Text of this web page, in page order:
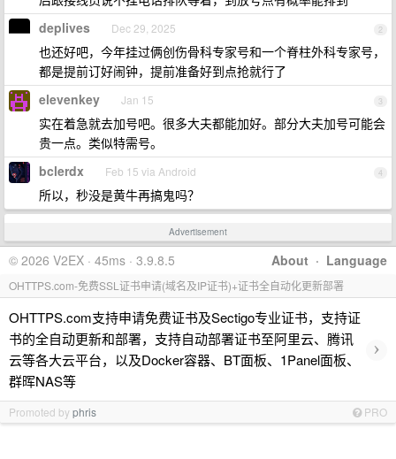
2
deplives Dec 29, 2025
也还好吧，今年挂过俩创伤骨科专家号和一个脊柱外科专家号，
都是提前订好闹钟，提前准备好到点抢就行了
3
elevenkey Jan 15
实在着急就去加号吧。很多大夫都能加好。部分大夫加号可能会
贵一点。类似特需号。
4
bclerdx Feb 15 via Android
所以，秒没是黄牛再搞鬼吗？
Advertisement
About · Language
© 2026 V2EX · 45ms · 3.9.8.5
OHTTPS.com-免费SSL证书申请(域名及IP证书)+证书全自动化更新部署
OHTTPS.com支持申请免费证书及Sectigo专业证书，支持证
书的全自动更新和部署，支持自动部署证书至阿里云、腾讯
云等各大云平台，以及Docker容器、BT面板、1Panel面板、
群晖NAS等
›
Promoted byphris PRO